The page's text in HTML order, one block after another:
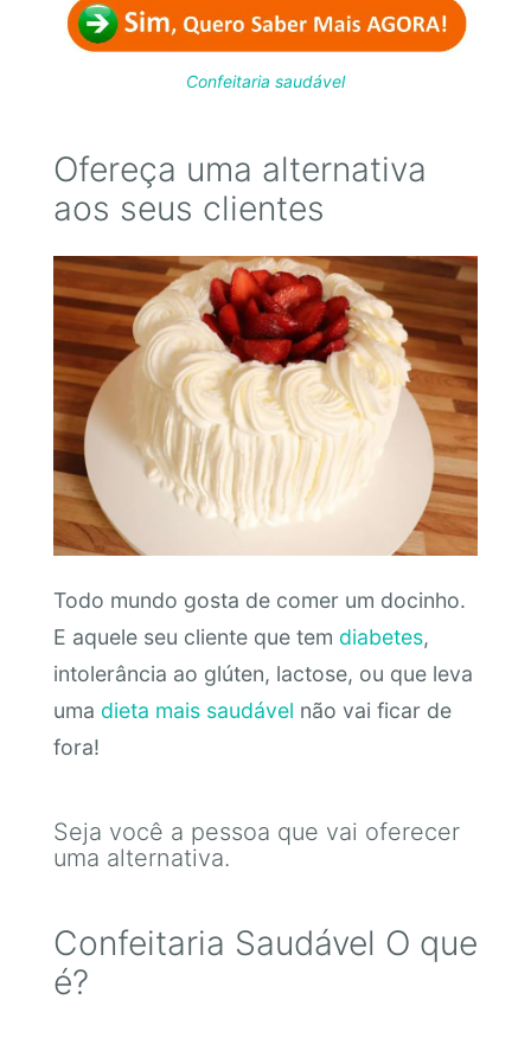
Confeitaria saudável
Ofereça uma alternativa
aos seus clientes
Todo mundo gosta de comer um docinho.
E aquele seu cliente que tem diabetes,
intolerância ao glúten, lactose, ou que leva
uma dieta mais saudável não vai ficar de
fora!
Seja você a pessoa que vai oferecer
uma alternativa.
Confeitaria Saudável O que
é?